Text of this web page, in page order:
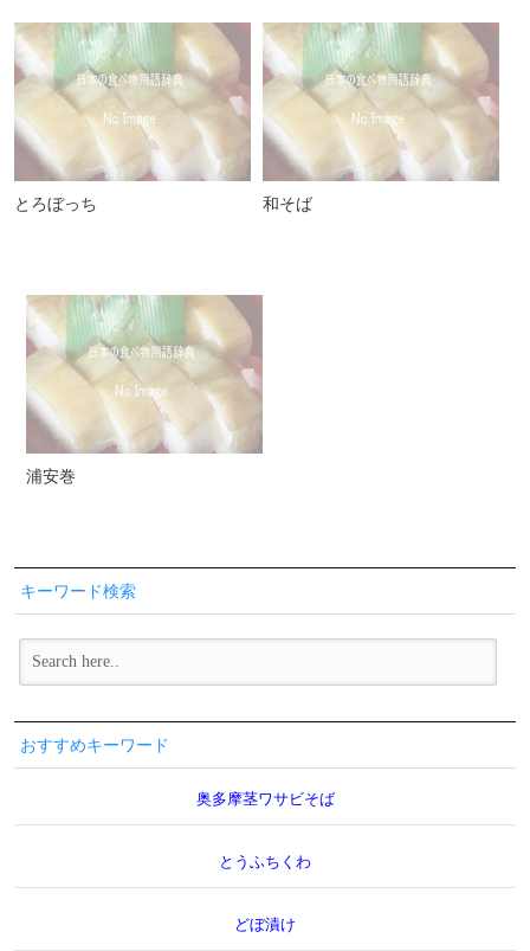
とろぼっち 和そば
浦安巻
キーワード検索
おすすめキーワード
奥多摩茎ワサビそば
とうふちくわ
どぼ漬け